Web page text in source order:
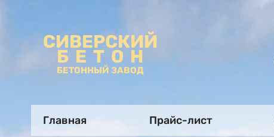
СИВЕРСКИЙ
БЕТОН
БЕТОННЫЙ ЗАВОД
Главная Прайс-лист